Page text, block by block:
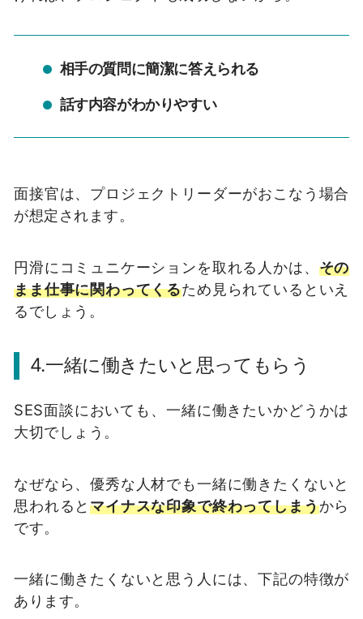
相手の質問に簡潔に答えられる
話す内容がわかりやすい
面接官は、プロジェクトリーダーがおこなう場合
が想定されます。
円滑にコミュニケーションを取れる人かは、 その
まま仕事に関わってくるため見られているといえ
るでしょう。
4.一緒に働きたいと思ってもらう
SES面談においても、一緒に働きたいかどうかは
大切でしょう。
なぜなら、優秀な人材でも一緒に働きたくないと
思われるとマイナスな印象で終わってしまうから
です。
一緒に働きたくないと思う人には、下記の特徴が
あります。